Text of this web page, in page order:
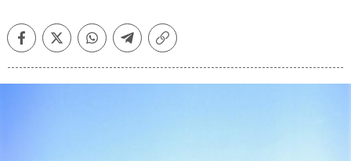
FacebookTwitterWhatsappTelegramCopiar